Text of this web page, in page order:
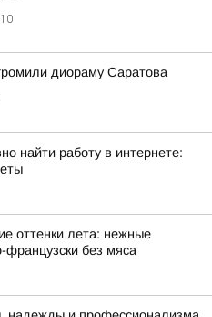
диораму Саратова
найти работу в интернете:
оттенки лета: нежные
без мяса